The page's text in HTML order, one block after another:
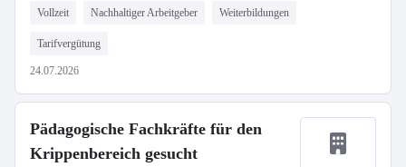
Vollzeit Nachhaltiger Arbeitgeber Weiterbildungen
Tarifvergütung
24.07.2026
Pädagogische Fachkräfte für den
Krippenbereich gesucht